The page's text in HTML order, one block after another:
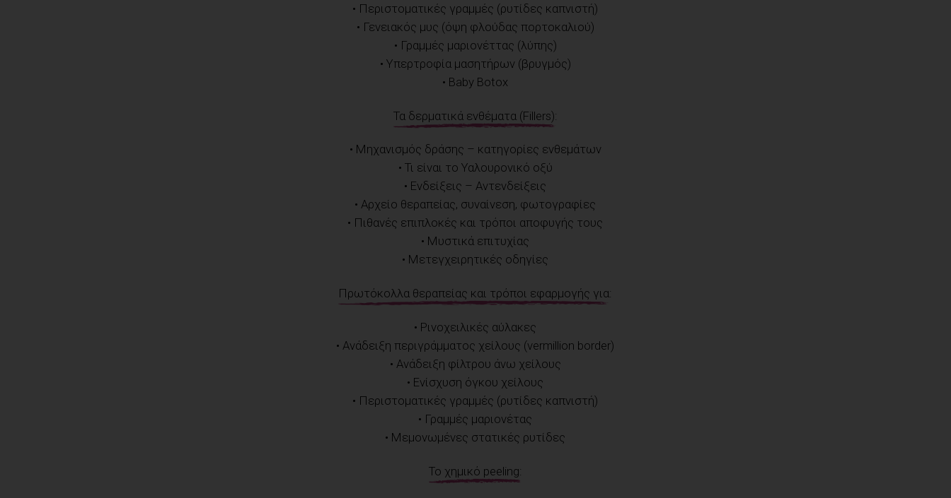
• Περιστοματικές γραμμές (ρυτίδες καπνιστή)
• Γενειακός μυς (όψη φλούδας πορτοκαλιού)
• Γραμμές μαριονέττας (λύπης)
• Υπερτροφία μασητήρων (βρυγμός)
• Baby Botox
Τα δερματικά ενθέματα (Fillers):
• Μηχανισμός δράσης – κατηγορίες ενθεμάτων
• Τι είναι το Υαλουρονικό οξύ
• Ενδείξεις – Αντενδείξεις
• Αρχείο θεραπείας, συναίνεση, φωτογραφίες
• Πιθανές επιπλοκές και τρόποι αποφυγής τους
• Μυστικά επιτυχίας
• Μετεγχειρητικές οδηγίες
Πρωτόκολλα θεραπείας και τρόποι εφαρμογής για:
• Ρινοχειλικές αύλακες
• Ανάδειξη περιγράμματος χείλους (vermillion border)
• Ανάδειξη φίλτρου άνω χείλους
• Ενίσχυση όγκου χείλους
• Περιστοματικές γραμμές (ρυτίδες καπνιστή)
• Γραμμές μαριονέτας
• Μεμονωμένες στατικές ρυτίδες
Το χημικό peeling: